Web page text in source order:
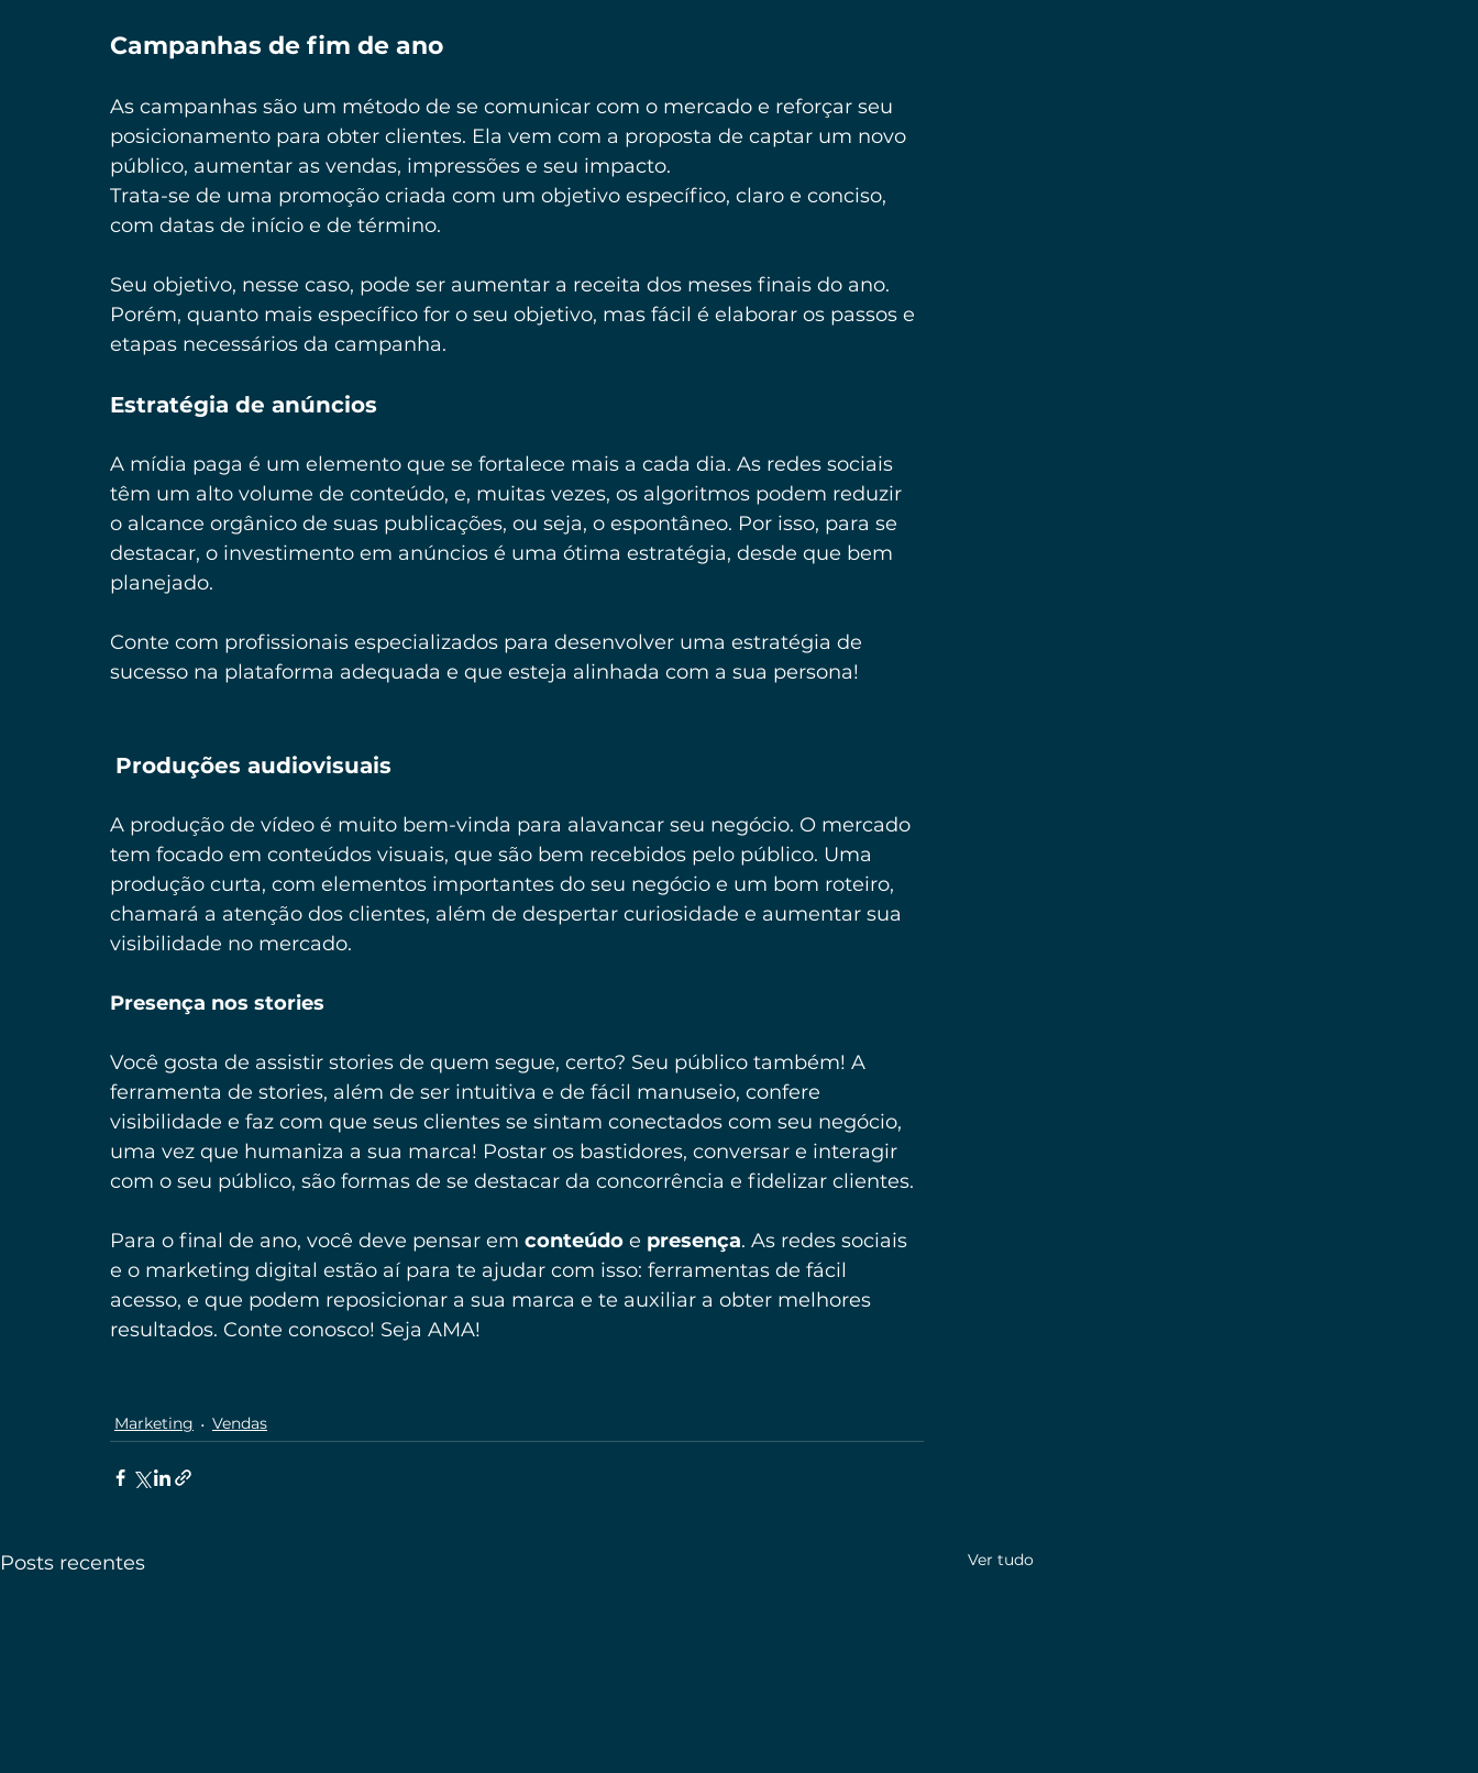
Campanhas de fim de ano
As campanhas são um método de se comunicar com o mercado e reforçar seu
posicionamento para obter clientes. Ela vem com a proposta de captar um novo
público, aumentar as vendas, impressões e seu impacto.
Trata-se de uma promoção criada com um objetivo específico, claro e conciso,
com datas de início e de término.
Seu objetivo, nesse caso, pode ser aumentar a receita dos meses finais do ano.
Porém, quanto mais específico for o seu objetivo, mas fácil é elaborar os passos e
etapas necessários da campanha.
Estratégia de anúncios
A mídia paga é um elemento que se fortalece mais a cada dia. As redes sociais
têm um alto volume de conteúdo, e, muitas vezes, os algoritmos podem reduzir
o alcance orgânico de suas publicações, ou seja, o espontâneo. Por isso, para se
destacar, o investimento em anúncios é uma ótima estratégia, desde que bem
planejado.
Conte com profissionais especializados para desenvolver uma estratégia de
sucesso na plataforma adequada e que esteja alinhada com a sua persona!
Produções audiovisuais
A produção de vídeo é muito bem-vinda para alavancar seu negócio. O mercado
tem focado em conteúdos visuais, que são bem recebidos pelo público. Uma
produção curta, com elementos importantes do seu negócio e um bom roteiro,
chamará a atenção dos clientes, além de despertar curiosidade e aumentar sua
visibilidade no mercado.
Presença nos stories
Você gosta de assistir stories de quem segue, certo? Seu público também! A
ferramenta de stories, além de ser intuitiva e de fácil manuseio, confere
visibilidade e faz com que seus clientes se sintam conectados com seu negócio,
uma vez que humaniza a sua marca! Postar os bastidores, conversar e interagir
com o seu público, são formas de se destacar da concorrência e fidelizar clientes.
Para o final de ano, você deve pensar em conteúdo e presença. As redes sociais
e o marketing digital estão aí para te ajudar com isso: ferramentas de fácil
acesso, e que podem reposicionar a sua marca e te auxiliar a obter melhores
resultados. Conte conosco! Seja AMA!
Marketing Vendas
Posts recentes Ver tudo